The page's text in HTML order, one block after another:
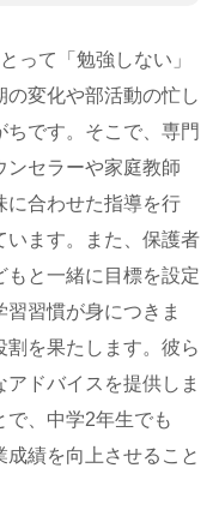
って「勉強しない」
の変化や部活動の忙し
ちです。そこで、専門
ンセラーや家庭教師
に合わせた指導を行
います。また、保護者
もと一緒に目標を設定
習慣が身につきま
を果たします。彼ら
ドバイスを提供しま
、中学2年生でも
成績を向上させること